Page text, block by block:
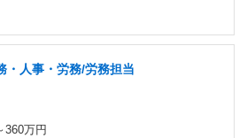
・人事・労務/労務担当
360万円